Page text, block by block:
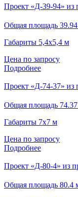
Проект «Д-39-94» из
Общая площадь
Габариты 5,4х5,4 м
Цена по запросу
Подробнее
Проект «Д-74-37» из
Общая площадь
Габариты 7х7 м
Цена по запросу
Подробнее
Проект «Д-80-4» из
Общая площадь 80.4